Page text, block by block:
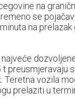
na
se
na
preusmjeravaju
vozila
prelaziti u